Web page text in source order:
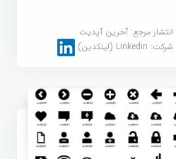
انتشار مرجع:آخرین آپدیت
شرکت:Linkedin (لینکدین)